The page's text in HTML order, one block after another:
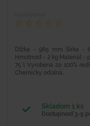
Dĺžka - 965 mm Šírka -
Hmotnosť - 2 kg Materiál -
75 l Vyrobená zo 100%
Chemicky odolná...
Skladom 1 ks
Dostupnosť 3-5